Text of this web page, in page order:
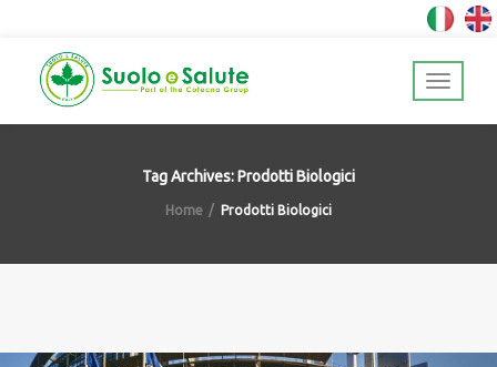
Tag Archives: Prodotti Biologici
Home Prodotti Biologici